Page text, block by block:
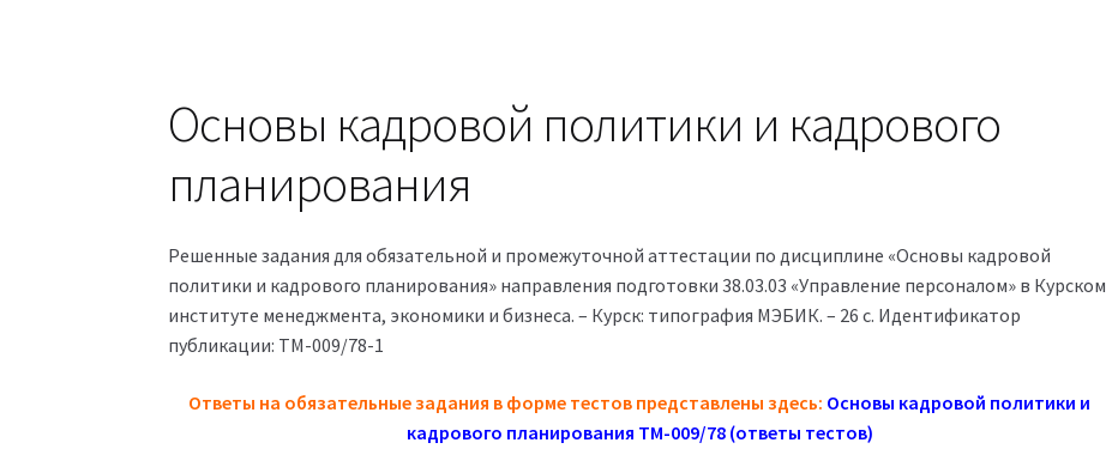
Основы кадровой политики и кадрового
планирования
Решенные задания для обязательной и промежуточной аттестации по дисциплине «Основы кадровой
политики и кадрового планирования» направления подготовки 38.03.03 «Управление персоналом» в Курском
институте менеджмента, экономики и бизнеса. – Курск: типография МЭБИК. – 26 с. Идентификатор
публикации: ТМ-009/78-1
Ответы на обязательные задания в форме тестов представлены здесь: Основы кадровой политики и
кадрового планирования ТМ-009/78 (ответы тестов)